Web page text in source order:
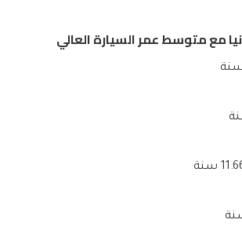
مع متوسط ​​عمر السيارة العالي